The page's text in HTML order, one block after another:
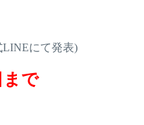
にて発表)
まで